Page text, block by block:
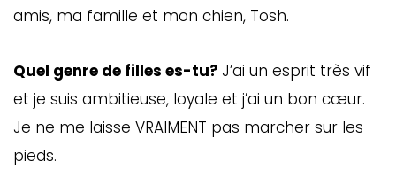
amis, ma famille et mon chien, Tosh.
Quel genre de filles es-tu? J’ai un esprit très vif
et je suis ambitieuse, loyale et j’ai un bon cœur.
Je ne me laisse VRAIMENT pas marcher sur les
pieds.